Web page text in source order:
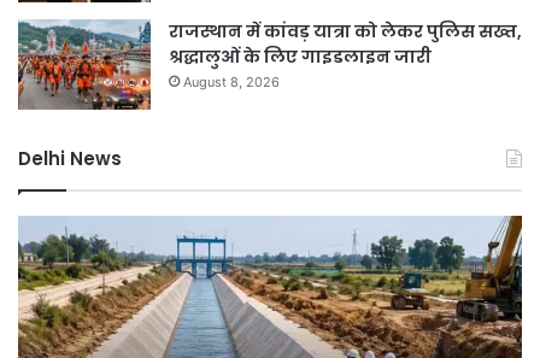
राजस्थान में कांवड़ यात्रा को लेकर पुलिस सख्त,
श्रद्धालुओं के लिए गाइडलाइन जारी
August 8, 2026
Delhi News
नहर
होगी
सीमेंटेड,
750
करोड़
में
ने
15